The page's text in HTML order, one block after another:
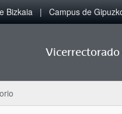
Bizkaia Campus de
Vicerrectorado